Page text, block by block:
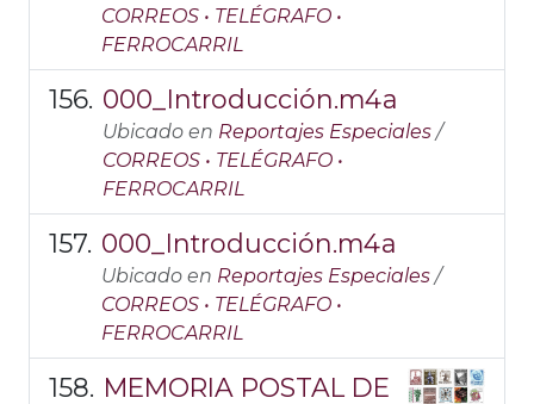
CORREOS • TELÉGRAFO •
FERROCARRIL
000_Introducción.m4a
Ubicado en Reportajes Especiales /
CORREOS • TELÉGRAFO •
FERROCARRIL
000_Introducción.m4a
Ubicado en Reportajes Especiales /
CORREOS • TELÉGRAFO •
FERROCARRIL
MEMORIA POSTAL DE